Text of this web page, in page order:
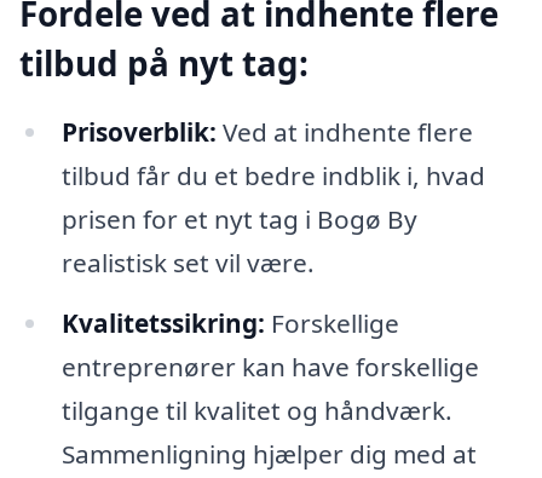
Fordele ved at indhente flere
tilbud på nyt tag:
Prisoverblik: Ved at indhente flere
tilbud får du et bedre indblik i, hvad
prisen for et nyt tag i Bogø By
realistisk set vil være.
Kvalitetssikring: Forskellige
entreprenører kan have forskellige
tilgange til kvalitet og håndværk.
Sammenligning hjælper dig med at